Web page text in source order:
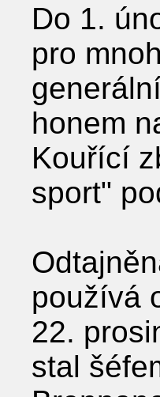
Do 1.
pro
honem
Kouřící
sport"
používá
22.
stal